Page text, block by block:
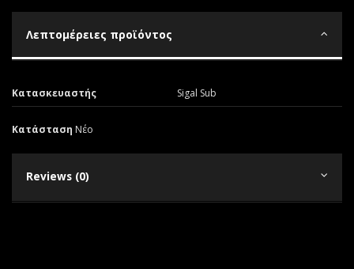
Λεπτομέρειες προϊόντος
Κατασκευαστής Sigal Sub
Κατάσταση Νέο
Reviews (0)